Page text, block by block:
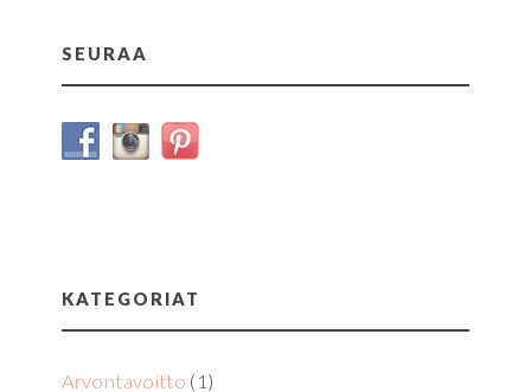
SEURAA
KATEGORIAT
Arvontavoitto (1)